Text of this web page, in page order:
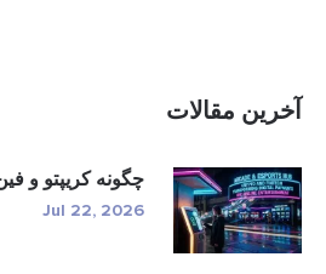
آخرین مقالات
چگونه کریپتو و
Jul 22, 2026